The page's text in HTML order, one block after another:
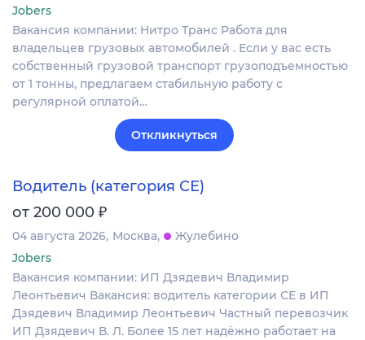
Jobers
Вакансия компании: Нитро Транс Работа для
владельцев грузовых автомобилей . Если у вас есть
собственный грузовой транспорт грузоподъемностью
от 1 тонны, предлагаем стабильную работу с
регулярной оплатой…
Откликнуться
Водитель (категория СЕ)
от 200 000 ₽
04 августа 2026 Москва
Жулебино
Jobers
Вакансия компании: ИП Дзядевич Владимир
Леонтьевич Вакансия: водитель категории СЕ в ИП
Дзядевич Владимир Леонтьевич Частный перевозчик
ИП Дзядевич В. Л. Более 15 лет надёжно работает на